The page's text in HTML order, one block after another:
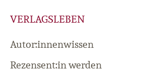
VERLAGSLEBEN
Autor:innenwissen
Rezensent:in werden